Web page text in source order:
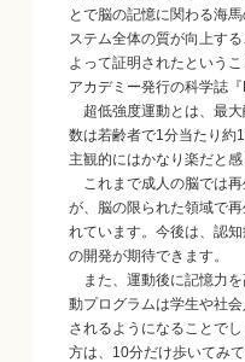
とで脳の記憶に関わる海
ステム全体の質が向上す
よって証明されたという
アカデミー発行の科学誌
超低強度運動とは、最大
数は若齢者で1分当たり約
主観的にはかなり楽だと
これまで成人の脳では
が、脳の限られた領域で
れています。今後は、認
の開発が期待できます。
また、運動後に記憶力を
動プログラムは学生や社
されるようになることで
方は、10分だけ歩いてみ